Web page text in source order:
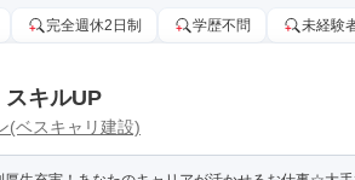
完全週休2日制 学歴不問 未経験
スキルUP
(ベスキャリ建設)